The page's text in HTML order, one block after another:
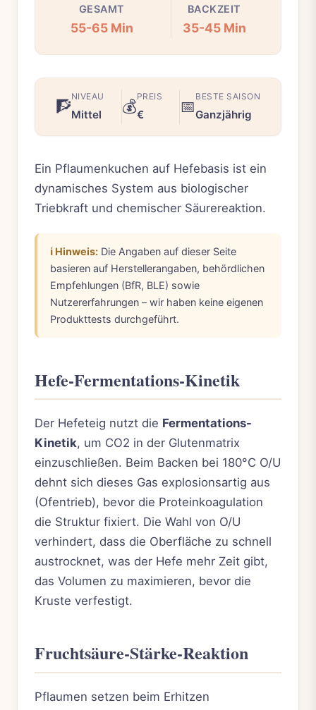
GESAMT
55-65 Min
BACKZEIT
35-45 Min
🧗
NIVEAU
Mittel 💰
PREIS
€ 📅
BESTE SAISON
Ganzjährig
Ein Pflaumenkuchen auf Hefebasis ist ein
dynamisches System aus biologischer
Triebkraft und chemischer Säurereaktion.
ℹ️ Hinweis:Die Angaben auf dieser Seite
basieren auf Herstellerangaben, behördlichen
Empfehlungen (BfR, BLE) sowie
Nutzererfahrungen – wir haben keine eigenen
Produkttests durchgeführt.
Hefe-Fermentations-Kinetik
Der Hefeteig nutzt die Fermentations-
Kinetik, um CO2 in der Glutenmatrix
einzuschließen. Beim Backen bei 180°C O/U
dehnt sich dieses Gas explosionsartig aus
(Ofentrieb), bevor die Proteinkoagulation
die Struktur fixiert. Die Wahl von O/U
verhindert, dass die Oberfläche zu schnell
austrocknet, was der Hefe mehr Zeit gibt,
das Volumen zu maximieren, bevor die
Kruste verfestigt.
Fruchtsäure-Stärke-Reaktion
Pflaumen setzen beim Erhitzen